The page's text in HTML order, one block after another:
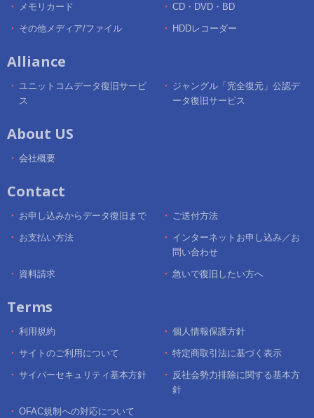
メモリカード CD・DVD・BD
その他メディア/ファイル HDDレコーダー
Alliance
ユニットコムデータ復旧サービ
ス
ジャングル「完全復元」公認デ
ータ復旧サービス
About US
会社概要
Contact
お申し込みからデータ復旧まで ご送付方法
お支払い方法
インターネットお申し込み／お
問い合わせ
資料請求 急いで復旧したい方へ
Terms
利用規約 個人情報保護方針
サイトのご利用について 特定商取引法に基づく表示
サイバーセキュリティ基本方針
反社会勢力排除に関する基本方
針
OFAC規制への対応について